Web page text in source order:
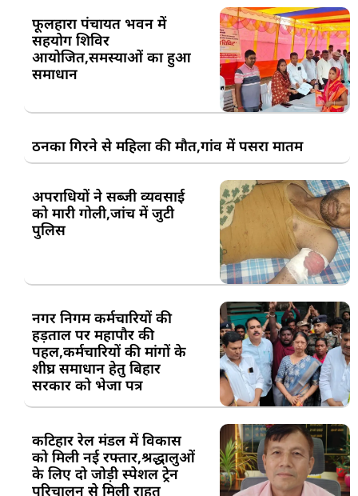
फूलहारा पंचायत भवन में
सहयोग शिविर
आयोजित,समस्याओं का हुआ
समाधान
ठनका गिरने से महिला की मौत,गांव में पसरा मातम
अपराधियों ने सब्जी व्यवसाई
को मारी गोली,जांच में जुटी
पुलिस
नगर निगम कर्मचारियों की
हड़ताल पर महापौर की
पहल,कर्मचारियों की मांगों के
शीघ्र समाधान हेतु बिहार
सरकार को भेजा पत्र
कटिहार रेल मंडल में विकास
को मिली नई रफ्तार,श्रद्धालुओं
के लिए दो जोड़ी स्पेशल ट्रेन
परिचालन से मिली राहत